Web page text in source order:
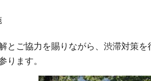
とご協力を賜りながら、渋滞対策
ります。